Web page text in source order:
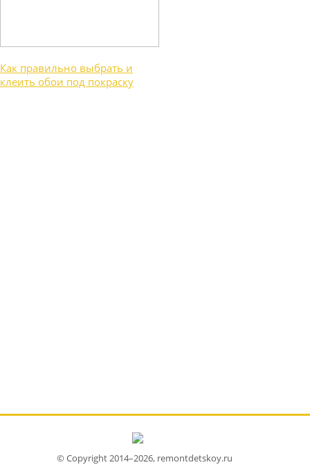
Как правильно выбрать и
клеить обои под покраску
© Copyright 2014–2026, remontdetskoy.ru